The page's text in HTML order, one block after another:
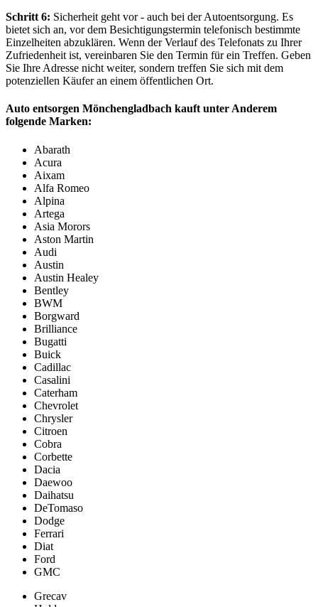
Schritt 6: Sicherheit geht vor - auch bei der Autoentsorgung. Es
bietet sich an, vor dem Besichtigungstermin telefonisch bestimmte
Einzelheiten abzuklären. Wenn der Verlauf des Telefonats zu Ihrer
Zufriedenheit ist, vereinbaren Sie den Termin für ein Treffen. Geben
Sie Ihre Adresse nicht weiter, sondern treffen Sie sich mit dem
potenziellen Käufer an einem öffentlichen Ort.
Auto entsorgen Mönchengladbach kauft unter Anderem
folgende Marken:
Abarath
Acura
Aixam
Alfa Romeo
Alpina
Artega
Asia Morors
Aston Martin
Audi
Austin
Austin Healey
Bentley
BWM
Borgward
Brilliance
Bugatti
Buick
Cadillac
Casalini
Caterham
Chevrolet
Chrysler
Citroen
Cobra
Corbette
Dacia
Daewoo
Daihatsu
DeTomaso
Dodge
Ferrari
Diat
Ford
GMC
Grecav